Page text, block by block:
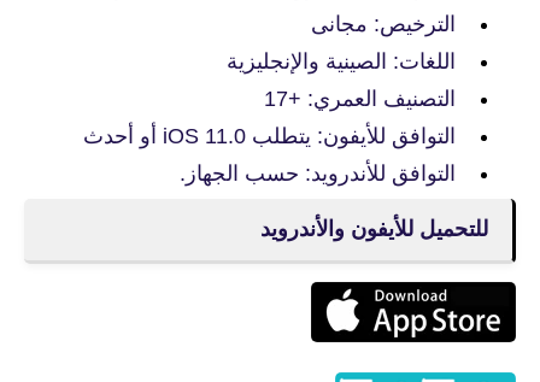
الترخيص: مجانى
اللغات: الصينية والإنجليزية
التصنيف العمري: +17
التوافق للأيفون: يتطلب iOS 11.0 أو أحدث
التوافق للأندرويد: حسب الجهاز.
للتحميل للأيفون والأندرويد